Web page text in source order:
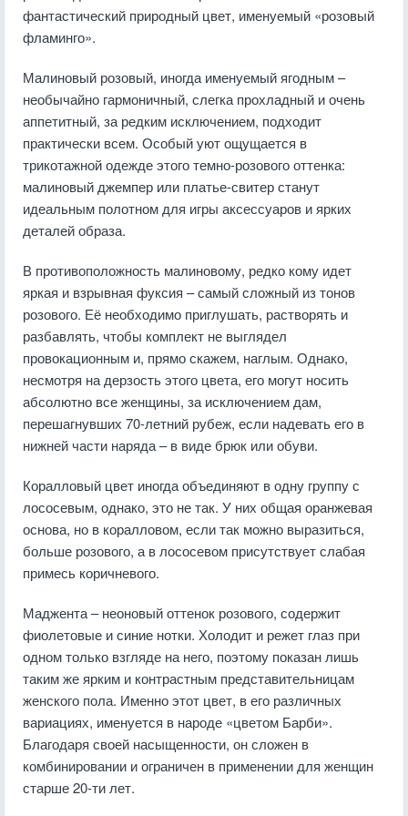
фантастический природный цвет, именуемый «розовый
фламинго».
Малиновый розовый, иногда именуемый ягодным –
необычайно гармоничный, слегка прохладный и очень
аппетитный, за редким исключением, подходит
практически всем. Особый уют ощущается в
трикотажной одежде этого темно-розового оттенка:
малиновый джемпер или платье-свитер станут
идеальным полотном для игры аксессуаров и ярких
деталей образа.
В противоположность малиновому, редко кому идет
яркая и взрывная фуксия – самый сложный из тонов
розового. Её необходимо приглушать, растворять и
разбавлять, чтобы комплект не выглядел
провокационным и, прямо скажем, наглым. Однако,
несмотря на дерзость этого цвета, его могут носить
абсолютно все женщины, за исключением дам,
перешагнувших 70-летний рубеж, если надевать его в
нижней части наряда – в виде брюк или обуви.
Коралловый цвет иногда объединяют в одну группу с
лососевым, однако, это не так. У них общая оранжевая
основа, но в коралловом, если так можно выразиться,
больше розового, а в лососевом присутствует слабая
примесь коричневого.
Маджента – неоновый оттенок розового, содержит
фиолетовые и синие нотки. Холодит и режет глаз при
одном только взгляде на него, поэтому показан лишь
таким же ярким и контрастным представительницам
женского пола. Именно этот цвет, в его различных
вариациях, именуется в народе «цветом Барби».
Благодаря своей насыщенности, он сложен в
комбинировании и ограничен в применении для женщин
старше 20-ти лет.